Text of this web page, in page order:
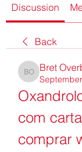
Discussion
Back
Bret Overbey
Bret
com
comprar